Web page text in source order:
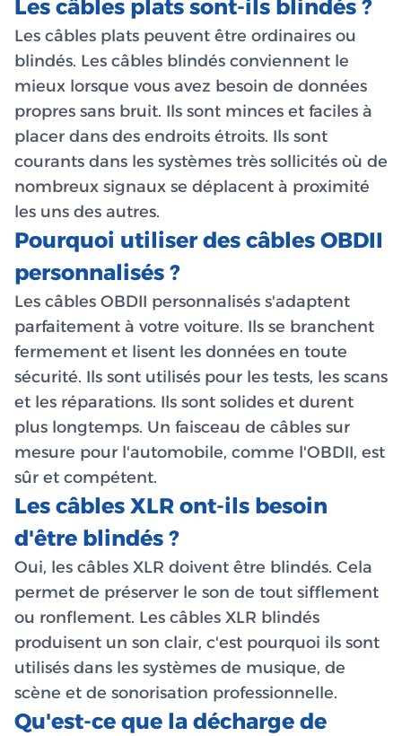
Les câbles plats sont-ils blindés ?
Les câbles plats peuvent être ordinaires ou
blindés. Les câbles blindés conviennent le
mieux lorsque vous avez besoin de données
propres sans bruit. Ils sont minces et faciles à
placer dans des endroits étroits. Ils sont
courants dans les systèmes très sollicités où de
nombreux signaux se déplacent à proximité
les uns des autres.
Pourquoi utiliser des câbles OBDII
personnalisés ?
Les câbles OBDII personnalisés s'adaptent
parfaitement à votre voiture. Ils se branchent
fermement et lisent les données en toute
sécurité. Ils sont utilisés pour les tests, les scans
et les réparations. Ils sont solides et durent
plus longtemps. Un faisceau de câbles sur
mesure pour l'automobile, comme l'OBDII, est
sûr et compétent.
Les câbles XLR ont-ils besoin
d'être blindés ?
Oui, les câbles XLR doivent être blindés. Cela
permet de préserver le son de tout sifflement
ou ronflement. Les câbles XLR blindés
produisent un son clair, c'est pourquoi ils sont
utilisés dans les systèmes de musique, de
scène et de sonorisation professionnelle.
Qu'est-ce que la décharge de